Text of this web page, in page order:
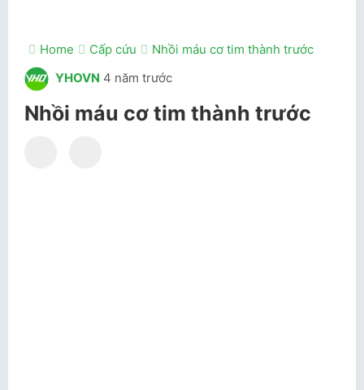
Home Cấp cứu
Nhồi máu cơ tim thành trước
YHOVN 4 năm trước
Nhồi máu cơ tim thành trước